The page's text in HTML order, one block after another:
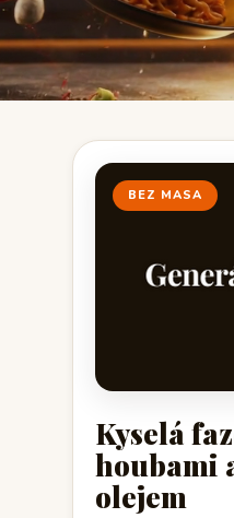
BEZ MASA
Kyselá
houbami
olejem